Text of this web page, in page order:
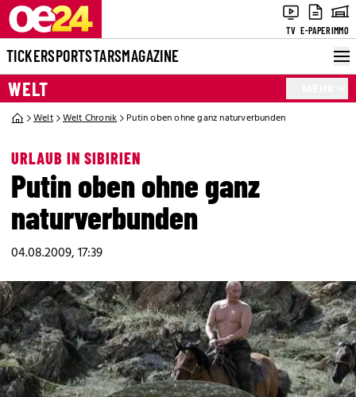
TV E-PAPERIMMO
TICKERSPORTSTARSMAGAZINE
WELT
Welt Welt Chronik Putin oben ohne ganz naturverbunden
URLAUB IN SIBIRIEN
Putin oben ohne ganz
naturverbunden
04.08.2009, 17:39